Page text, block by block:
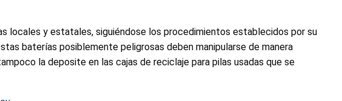
locales y estatales, siguiéndose los procedimientos establecidos por su
baterías posiblemente peligrosas deben manipularse de manera
la deposite en las cajas de reciclaje para pilas usadas que se